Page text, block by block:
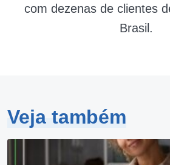
com dezenas de clientes
Brasil.
Veja também